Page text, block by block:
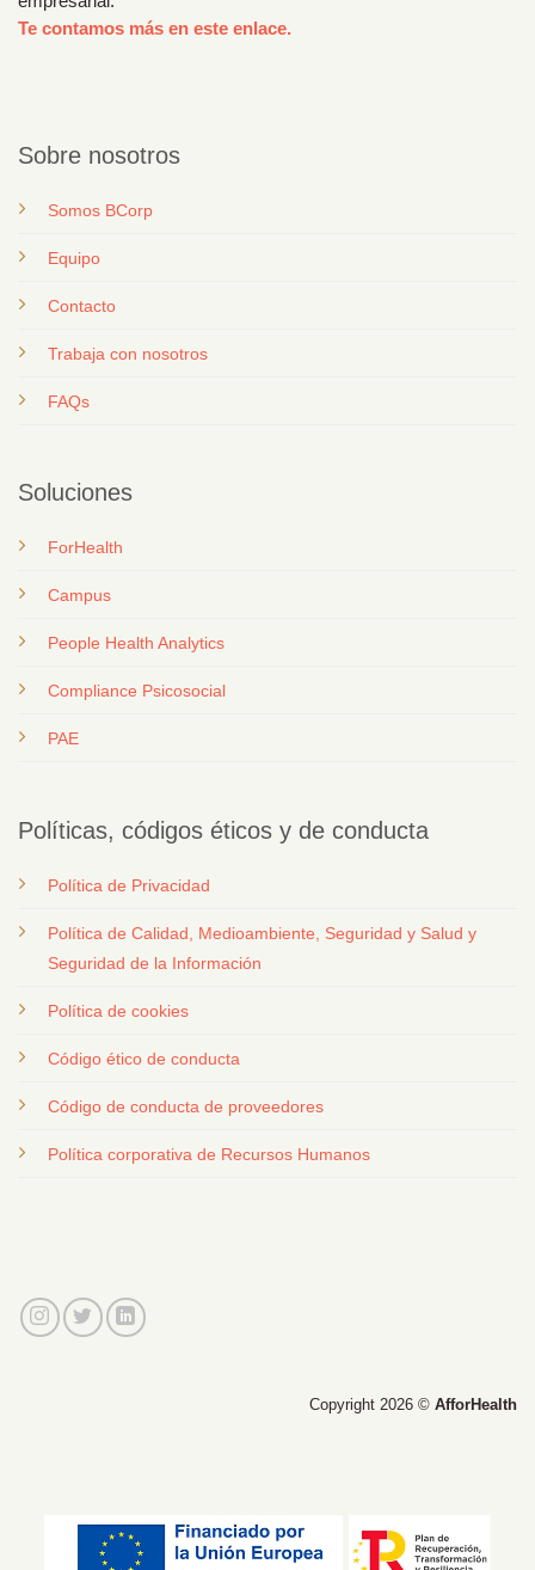
Te contamos más en este enlace.
Sobre nosotros
Somos BCorp
Equipo
Contacto
Trabaja con nosotros
FAQs
Soluciones
ForHealth
Campus
People Health Analytics
Compliance Psicosocial
PAE
Políticas, códigos éticos y de conducta
Política de Privacidad
Política de Calidad, Medioambiente, Seguridad y Salud y
Seguridad de la Información
Política de cookies
Código ético de conducta
Código de conducta de proveedores
Política corporativa de Recursos Humanos
Copyright 2026 © AfforHealth